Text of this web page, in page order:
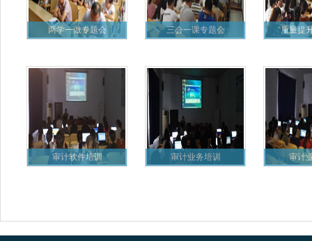
两学一做专题会 三会一课专题会 “质量提
审计软件培训 审计业务培训 审计